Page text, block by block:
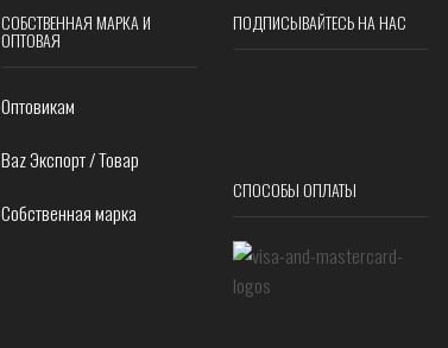
СОБСТВЕННАЯ МАРКА И
ОПТОВАЯ
Оптовикам
Baz Экспорт / Товар
Собственная марка
ПОДПИСЫВАЙТЕСЬ НА НАС
СПОСОБЫ ОПЛАТЫ